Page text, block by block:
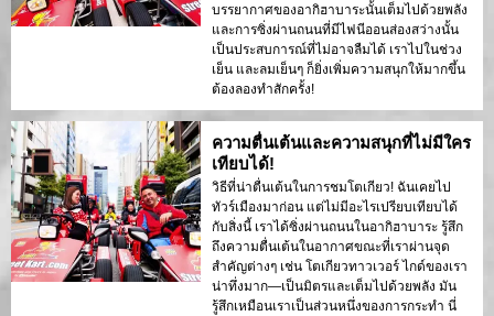
บรรยากาศของอากิฮาบาระนั้นเต็มไปด้วยพลัง
และการซิ่งผ่านถนนที่มีไฟนีออนส่องสว่างนั้น
เป็นประสบการณ์ที่ไม่อาจลืมได้ เราไปในช่วง
เย็น และลมเย็นๆ ก็ยิ่งเพิ่มความสนุกให้มากขึ้น
ต้องลองทำสักครั้ง!
ความตื่นเต้นและความสนุกที่ไม่มีใคร
เทียบได้!
วิธีที่น่าตื่นเต้นในการชมโตเกียว! ฉันเคยไป
ทัวร์เมืองมาก่อน แต่ไม่มีอะไรเปรียบเทียบได้
กับสิ่งนี้ เราได้ซิ่งผ่านถนนในอากิฮาบาระ รู้สึก
ถึงความตื่นเต้นในอากาศขณะที่เราผ่านจุด
สำคัญต่างๆ เช่น โตเกียวทาวเวอร์ ไกด์ของเรา
น่าทึ่งมาก—เป็นมิตรและเต็มไปด้วยพลัง มัน
รู้สึกเหมือนเราเป็นส่วนหนึ่งของการกระทำ นี่